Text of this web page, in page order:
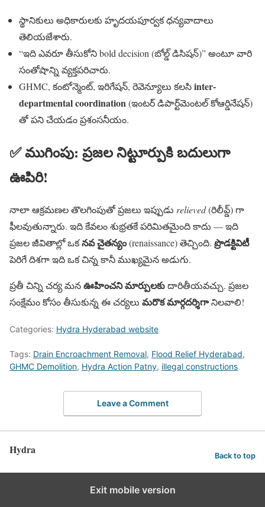
స్థానికులు అధికారులకు హృదయపూర్వక ధన్యవాదాలు
తెలియజేశారు.
“ఇది ఎవరూ తీసుకోని bold decision (బోల్డ్ డిసిషన్)” అంటూ వారి
సంతోషాన్ని వ్యక్తపరిచారు.
GHMC, కంటోన్మెంట్, ఇరిగేషన్, రెవెన్యూలు కలసిinter-
departmental coordination(ఇంటర్ డిపార్ట్‌మెంటల్ కోఆర్డినేషన్)
తో పని చేయడం ప్రశంసనీయం.
✅ముగింపు: ప్రజల నిట్టూర్పుకి బదులుగా
ఊపిరి!
నాలా ఆక్రమణల తొలగింపుతో ప్రజలు ఇప్పుడు relieved(రిలీవ్డ్) గా
ఫీలవుతున్నారు. ఇది కేవలం శుభ్రతకే పరిమితమైంది కాదు — ఇది
ప్రజల జీవితాల్లో ఒకనవ చైతన్యం(renaissance) తెచ్చింది. ప్రొడక్టివిటీ
పెరిగే దిశగా ఇది ఒక చిన్న కానీ ముఖ్యమైన అడుగు.
ప్రతీ చిన్ని చర్య మనఊహించని మార్పులకుదారితీయవచ్చు. ప్రజల
సంక్షేమం కోసం తీసుకున్న ఈ చర్యలు మరొక మార్గదర్శిగానిలవాలి!
Categories: Hydra Hyderabad website
Tags: Drain Encroachment Removal, Flood Relief Hyderabad,
GHMC Demolition, Hydra Action Patny, illegal constructions
Leave a Comment
Hydra Back to top
Exit mobile version